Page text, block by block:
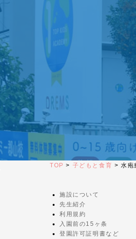
TOP > 子どもと食育 >水疱
施設について
先生紹介
利用規約
入園前の15ヶ条
登園許可証明書など